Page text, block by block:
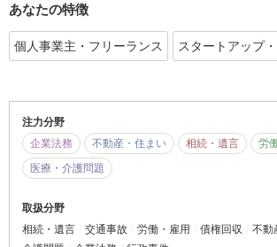
あなたの特徴
個人事業主・フリーランス スタートアップ
注力分野
企業法務
不動産・住まい 相続・遺言
労
医療・介護問題
取扱分野
相続・遺言
交通事故 労働・雇用 債権回収 不動